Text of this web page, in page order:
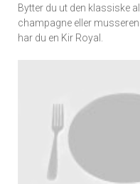
Bytter du ut den klassiske
champagne eller
har du en Kir Royal.